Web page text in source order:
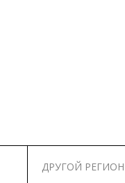
ДРУГОЙ РЕГИОН